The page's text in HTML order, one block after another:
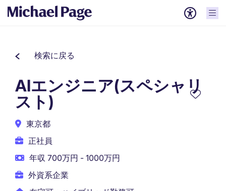
検索に戻る
AIエンジニア(スペシャリ
スト)
東京都
正社員
年収 700万円 - 1000万円
外資系企業